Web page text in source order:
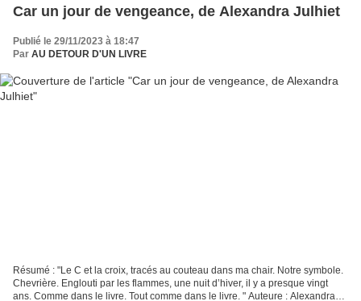
Car un jour de vengeance, de Alexandra Julhiet
Publié le 29/11/2023 à 18:47
Par AU DETOUR D'UN LIVRE
Résumé : "Le C et la croix, tracés au couteau dans ma chair. Notre symbole.
Chevrière. Englouti par les flammes, une nuit d’hiver, il y a presque vingt
ans. Comme dans le livre. Tout comme dans le livre. " Auteure : Alexandra